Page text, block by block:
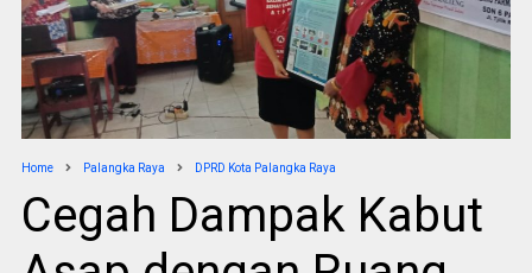
Home Palangka Raya DPRD Kota Palangka Raya
Cegah Dampak Kabut